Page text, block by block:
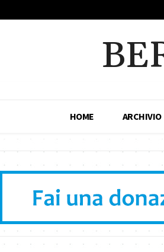
HOME ARCHIVIO